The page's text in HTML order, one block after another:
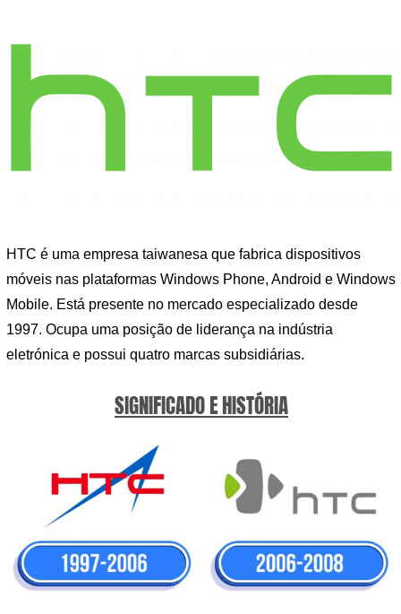
HTC é uma empresa taiwanesa que fabrica dispositivos
móveis nas plataformas Windows Phone, Android e Windows
Mobile. Está presente no mercado especializado desde
1997. Ocupa uma posição de liderança na indústria
eletrónica e possui quatro marcas subsidiárias.
SIGNIFICADO E HISTÓRIA